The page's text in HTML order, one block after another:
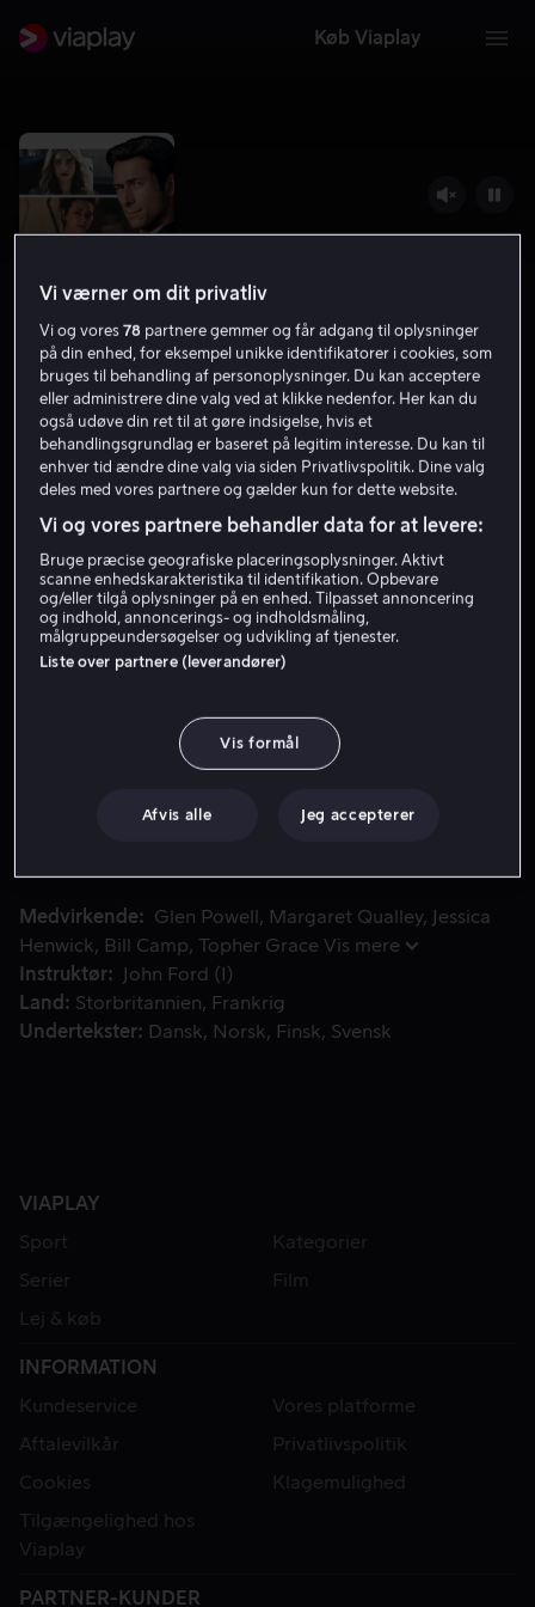
Køb Viaplay
How To Make A Killing
6.5 Drama Thriller 2026 1 t. 40 min
11 år
HD
Lej 59 kr
Køb 149 kr
Se trailer
Familien Redfellow er ekstremt velhavende, men
Familien Redfellow er ekstremt velhavende, men Becket
forkælede familiemedlemmer mellem ham og en arv på
mener er hans.
Medvirkende
Glen Powell Margaret Qualley
Jessica
Henwick
Bill Camp Topher Grace Vis mere
Instruktør
John Ford (I)
Land
Storbritannien
Frankrig
Undertekster
Dansk Norsk Finsk Svensk
VIAPLAY
Sport
Kategorier
Serier
Film
Lej & køb
INFORMATION
Kundeservice
Vores platforme
Aftalevilkår
Privatlivspolitik
Cookies
Klagemulighed
Tilgængelighed hos
Viaplay
PARTNER-KUNDER
Vi værner om dit privatliv
Vi og vores78 partnere gemmer og får adgang til oplysninger
på din enhed, for eksempel unikke identifikatorer i cookies, som
bruges til behandling af personoplysninger. Du kan acceptere
eller administrere dine valg ved at klikke nedenfor. Her kan du
også udøve din ret til at gøre indsigelse, hvis et
behandlingsgrundlag er baseret på legitim interesse. Du kan til
enhver tid ændre dine valg via siden Privatlivspolitik. Dine valg
deles med vores partnere og gælder kun for dette website.
Vi og vores partnere behandler data for at levere:
Bruge præcise geografiske placeringsoplysninger. Aktivt
scanne enhedskarakteristika til identifikation. Opbevare
og/eller tilgå oplysninger på en enhed. Tilpasset annoncering
og indhold, annoncerings- og indholdsmåling,
målgruppeundersøgelser og udvikling af tjenester.
Liste over partnere (leverandører)
Vis formål
Afvis alle Jeg accepterer